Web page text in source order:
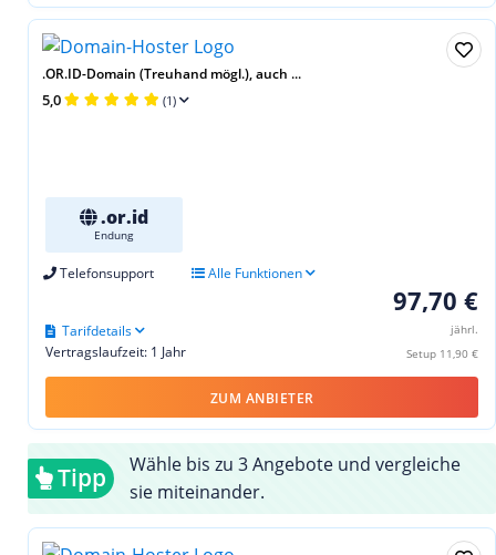
.OR.ID-Domain (Treuhand mögl.), auch ...
5,0 (1)
.or.id
Endung
Telefonsupport Alle Funktionen
97,70 €
jährl.
Setup 11,90 €
Vertragslaufzeit: 1 Jahr
Tarifdetails
ZUM ANBIETER
Tipp
Wähle bis zu 3 Angebote und vergleiche
sie miteinander.